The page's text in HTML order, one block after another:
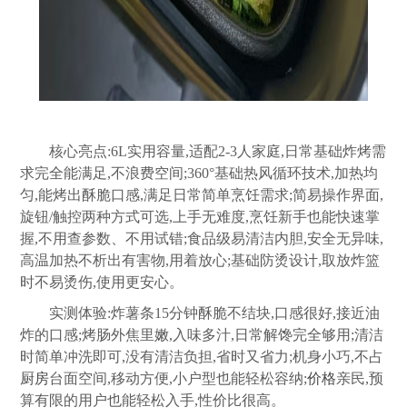
核心亮点:6L实用容量,适配2-3人家庭,日常基础炸烤需
求完全能满足,不浪费空间;360°基础热风循环技术,加热均
匀,能烤出酥脆口感,满足日常简单烹饪需求;简易操作界面,
旋钮/触控两种方式可选,上手无难度,烹饪新手也能快速掌
握,不用查参数、不用试错;食品级易清洁内胆,安全无异味,
高温加热不析出有害物,用着放心;基础防烫设计,取放炸篮
时不易烫伤,使用更安心。
实测体验:炸薯条15分钟酥脆不结块,口感很好,接近油
炸的口感;烤肠外焦里嫩,入味多汁,日常解馋完全够用;清洁
时简单冲洗即可,没有清洁负担,省时又省力;机身小巧,不占
厨房台面空间,移动方便,小户型也能轻松容纳;价格亲民,预
算有限的用户也能轻松入手,性价比很高。